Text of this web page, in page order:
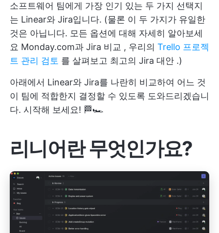
소프트웨어 팀에게 가장 인기 있는 두 가지 선택지
는 Linear와 Jira입니다. (물론 이 두 가지가 유일한
것은 아닙니다. 모든 옵션에 대해 자세히 알아보세
요 Monday.com과 Jira 비교 , 우리의 Trello 프로젝
트 관리 검토 를 살펴보고 최고의 Jira 대안 .)
아래에서 Linear와 Jira를 나란히 비교하여 어느 것
이 팀에 적합한지 결정할 수 있도록 도와드리겠습니
다. 시작해 보세요! 🏁🏎️
리니어란 무엇인가요?